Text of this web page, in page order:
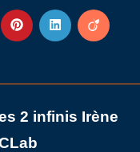
2 infinis Irène